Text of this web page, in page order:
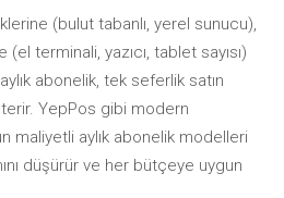
(bulut tabanlı, yerel sunucu),
terminali, yazıcı, tablet sayısı)
abonelik, tek seferlik satın
YepPos gibi modern
maliyetli aylık abonelik modelleri
düşürür ve her bütçeye uygun